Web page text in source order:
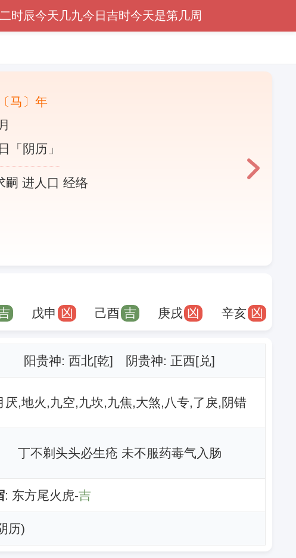
时辰今天几九今日吉时今天是第几周
马〕年
「阴历」
嗣 进人口 经络
戊申 凶 己酉 吉 庚戌 凶 辛亥 凶
阳贵神: 西北[乾] 阴贵神: 正西[兑]
厌,地火,九空,九坎,九焦,大煞,八专,了戾,阴错
丁不剃头头必生疮 未不服药毒气入肠
: 东方尾火虎-吉
历)